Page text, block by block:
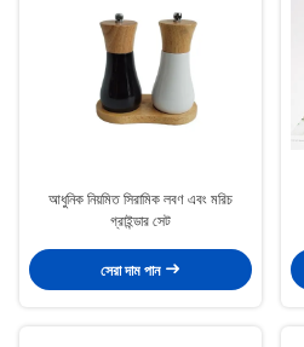
আধুনিক নিয়মিত সিরামিক লবণ এবং মরিচ
গ্রাইন্ডার সেট
সেরা দাম পান